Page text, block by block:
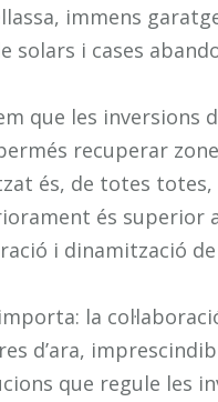
immens
solars i cases
que les inversions
recuperar
és, de totes
és superior
i dinamització
la
d’ara,
que regule les